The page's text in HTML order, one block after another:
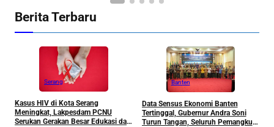
Berita Terbaru
Serang
Kasus HIV di Kota Serang
Meningkat, Lakpesdam PCNU
Serukan Gerakan Besar Edukasi dan
Banten
Data Sensus Ekonomi Banten
Tertinggal, Gubernur Andra Soni
Turun Tangan, Seluruh Pemangku